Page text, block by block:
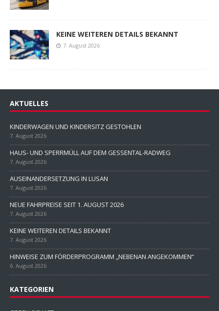
KEINE WEITEREN DETAILS BEKANNT
7. August 2026
AKTUELLES
KINDERWAGEN UND KINDERSITZ GESTOHLEN
7. August 2026
HAUS- UND SPERRMÜLL AUF DEM GESSENTAL-RADWEG
7. August 2026
AUSEINANDERSETZUNG IN LUSAN
7. August 2026
NEUE FAHRPREISE SEIT 1. AUGUST 2026
7. August 2026
KEINE WEITEREN DETAILS BEKANNT
7. August 2026
HINWEISE ZUM FÖRDERPROGRAMM „NEBENAN ANGEKOMMEN“
6. August 2026
KATEGORIEN